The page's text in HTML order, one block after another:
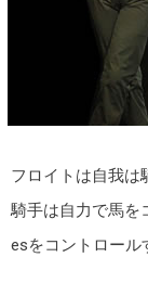
フロイトは自我は
騎手は自力で馬を
esをコントロール